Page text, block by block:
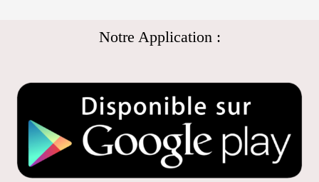
Notre Application :